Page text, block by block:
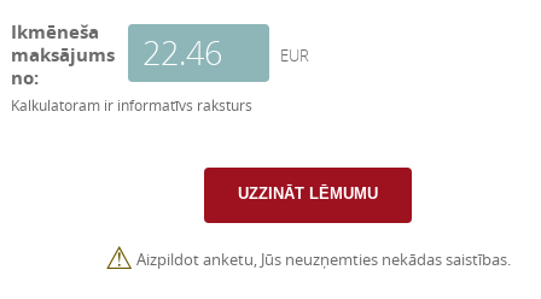
Ikmēneša
maksājums
no:
EUR
Kalkulatoram ir informatīvs raksturs
⚠ Aizpildot anketu, Jūs neuzņemties nekādas saistības.